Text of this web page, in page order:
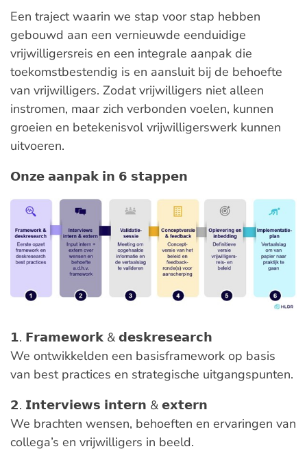
Een traject waarin we stap voor stap hebben
gebouwd aan een vernieuwde eenduidige
vrijwilligersreis en een integrale aanpak die
toekomstbestendig is en aansluit bij de behoefte
van vrijwilligers. Zodat vrijwilligers niet alleen
instromen, maar zich verbonden voelen, kunnen
groeien en betekenisvol vrijwilligerswerk kunnen
uitvoeren.
𝗢𝗻𝘇𝗲 𝗮𝗮𝗻𝗽𝗮𝗸 𝗶𝗻 𝟲 𝘀𝘁𝗮𝗽𝗽𝗲𝗻
𝟭. 𝗙𝗿𝗮𝗺𝗲𝘄𝗼𝗿𝗸 & 𝗱𝗲𝘀𝗸𝗿𝗲𝘀𝗲𝗮𝗿𝗰𝗵
We ontwikkelden een basisframework op basis
van best practices en strategische uitgangspunten.
𝟮. 𝗜𝗻𝘁𝗲𝗿𝘃𝗶𝗲𝘄𝘀 𝗶𝗻𝘁𝗲𝗿𝗻 & 𝗲𝘅𝘁𝗲𝗿𝗻
We brachten wensen, behoeften en ervaringen van
collega’s en vrijwilligers in beeld.